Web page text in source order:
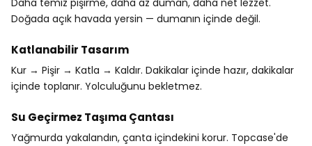
Daha temiz pişirme, daha az duman, daha net lezzet.
Doğada açık havada yersin — dumanın içinde değil.
Katlanabilir Tasarım
Kur → Pişir → Katla → Kaldır. Dakikalar içinde hazır, dakikalar
içinde toplanır. Yolculuğunu bekletmez.
Su Geçirmez Taşıma Çantası
Yağmurda yakalandın, çanta içindekini korur. Topcase'de